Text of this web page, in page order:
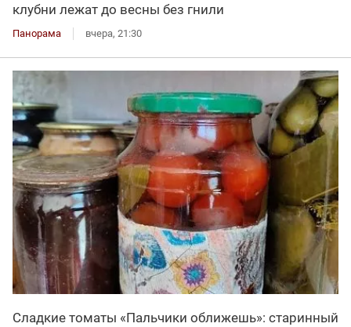
клубни лежат до весны без гнили
Панорама вчера, 21:30
Сладкие томаты «Пальчики оближешь»: старинный